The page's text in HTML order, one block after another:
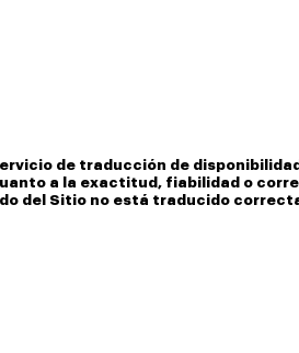
de traducción de
a la exactitud, fiabilidad o
del Sitio no está traducido